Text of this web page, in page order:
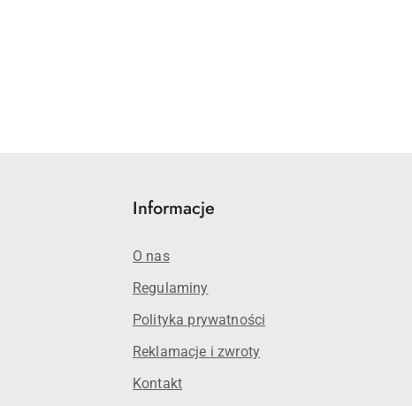
Informacje
O nas
Regulaminy
Polityka prywatności
Reklamacje i zwroty
Kontakt